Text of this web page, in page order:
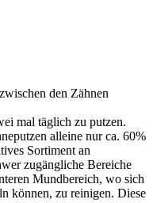
den Zähnen
mal täglich zu putzen.
alleine nur ca. 60%
Sortiment an
zugängliche Bereiche
Mundbereich, wo sich
können, zu reinigen. Diese